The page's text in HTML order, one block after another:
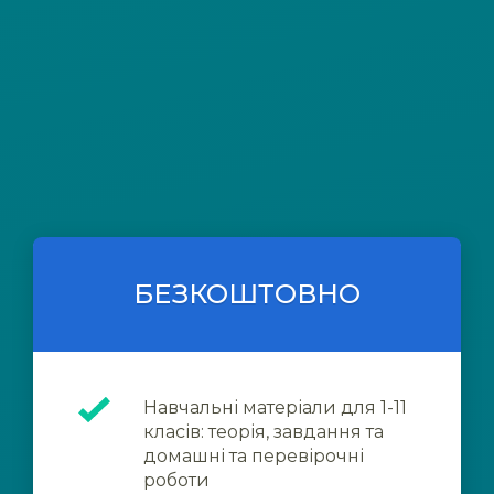
БЕЗКОШТОВНО
Навчальні матеріали для 1-11
класів: теорія, завдання та
домашні та перевірочні
роботи